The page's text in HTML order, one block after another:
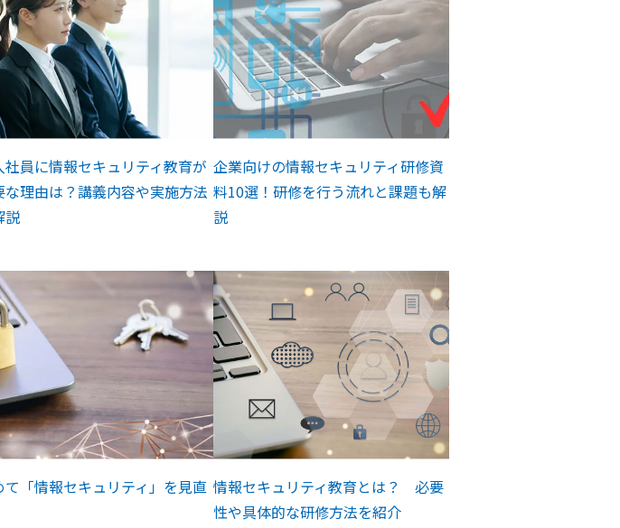
社員に情報セキュリティ教育が
な理由は？講義内容や実施方法
説
企業向けの情報セキュリティ研修資
料10選！研修を行う流れと課題も解
説
て「情報セキュリティ」を見直 情報セキュリティ教育とは？ 必要
性や具体的な研修方法を紹介